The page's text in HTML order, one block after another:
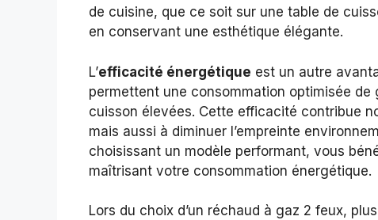
de cuisine, que ce soit sur une table de
en conservant une esthétique élégante.
L’efficacité énergétique est un autre
permettent une consommation optimisée
cuisson élevées. Cette efficacité contribue
mais aussi à diminuer l’empreinte
choisissant un modèle performant, vous
maîtrisant votre consommation énergétique.
Lors du choix d’un réchaud à gaz 2 feux,